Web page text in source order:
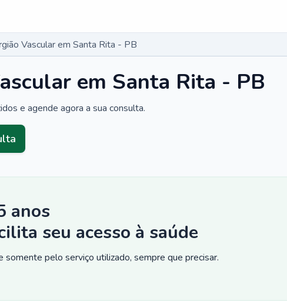
Vascular em Santa Rita - PB
em Santa Rita - PB
e agende agora a sua consulta.
anos
seu acesso à saúde
somente pelo serviço utilizado, sempre que precisar.